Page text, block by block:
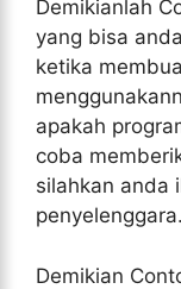
Demikianlah
yang bisa
ketika
apakah
coba
silahkan anda
penyelenggara.
Demikian